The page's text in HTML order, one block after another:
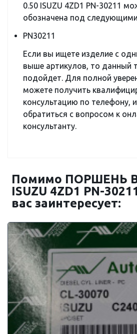
0.50 ISUZU 4ZD1 PN-30211
обозначена под
PN30211
Если вы ищете изделие с
выше артикулов, то данный
подойдет. Для полной
можете получить
консультацию по телефону,
обратиться с вопросом к
консультанту.
Помимо ПОРШЕНЬ В
ISUZU 4ZD1 PN-
вас заинтересует: